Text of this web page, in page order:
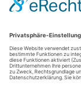
Mo - Do:
Freitag: